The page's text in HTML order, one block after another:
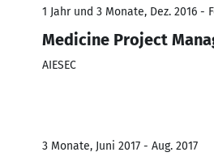
1 Jahr und 3 Monate, Dez. 2016 -
Medicine Project
AIESEC
3 Monate, Juni 2017 - Aug. 2017